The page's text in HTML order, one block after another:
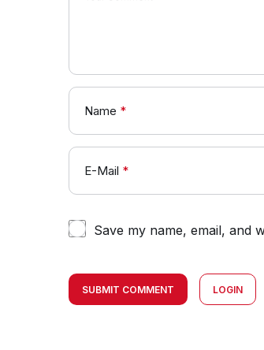
Name *
E-Mail *
Save my name, email, and
SUBMIT COMMENT LOGIN